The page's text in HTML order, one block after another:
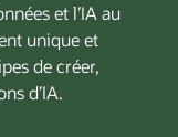
et l’IA au
unique et
de créer,
d’IA.